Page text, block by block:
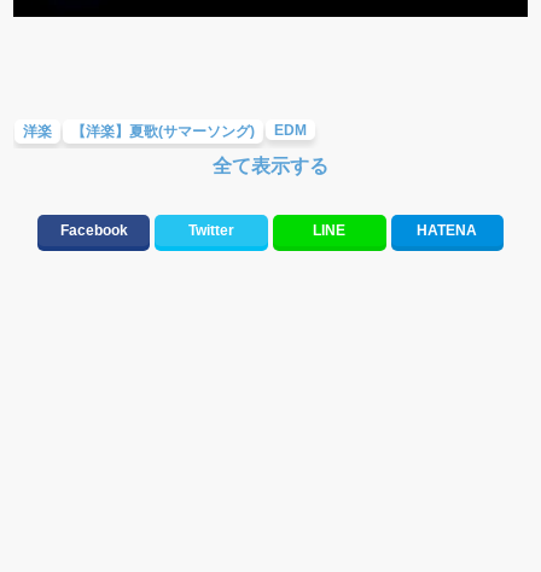
洋楽 【洋楽】夏歌(サマーソング)
EDM
テンションが上がる歌&盛り上がる曲
全て表示する
Facebook Twitter LINE HATENA